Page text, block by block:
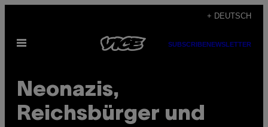
content
+ DEUTSCH
Open
SUBSCRIBENEWSLETTER
Neonazis,
Reichsbürger und